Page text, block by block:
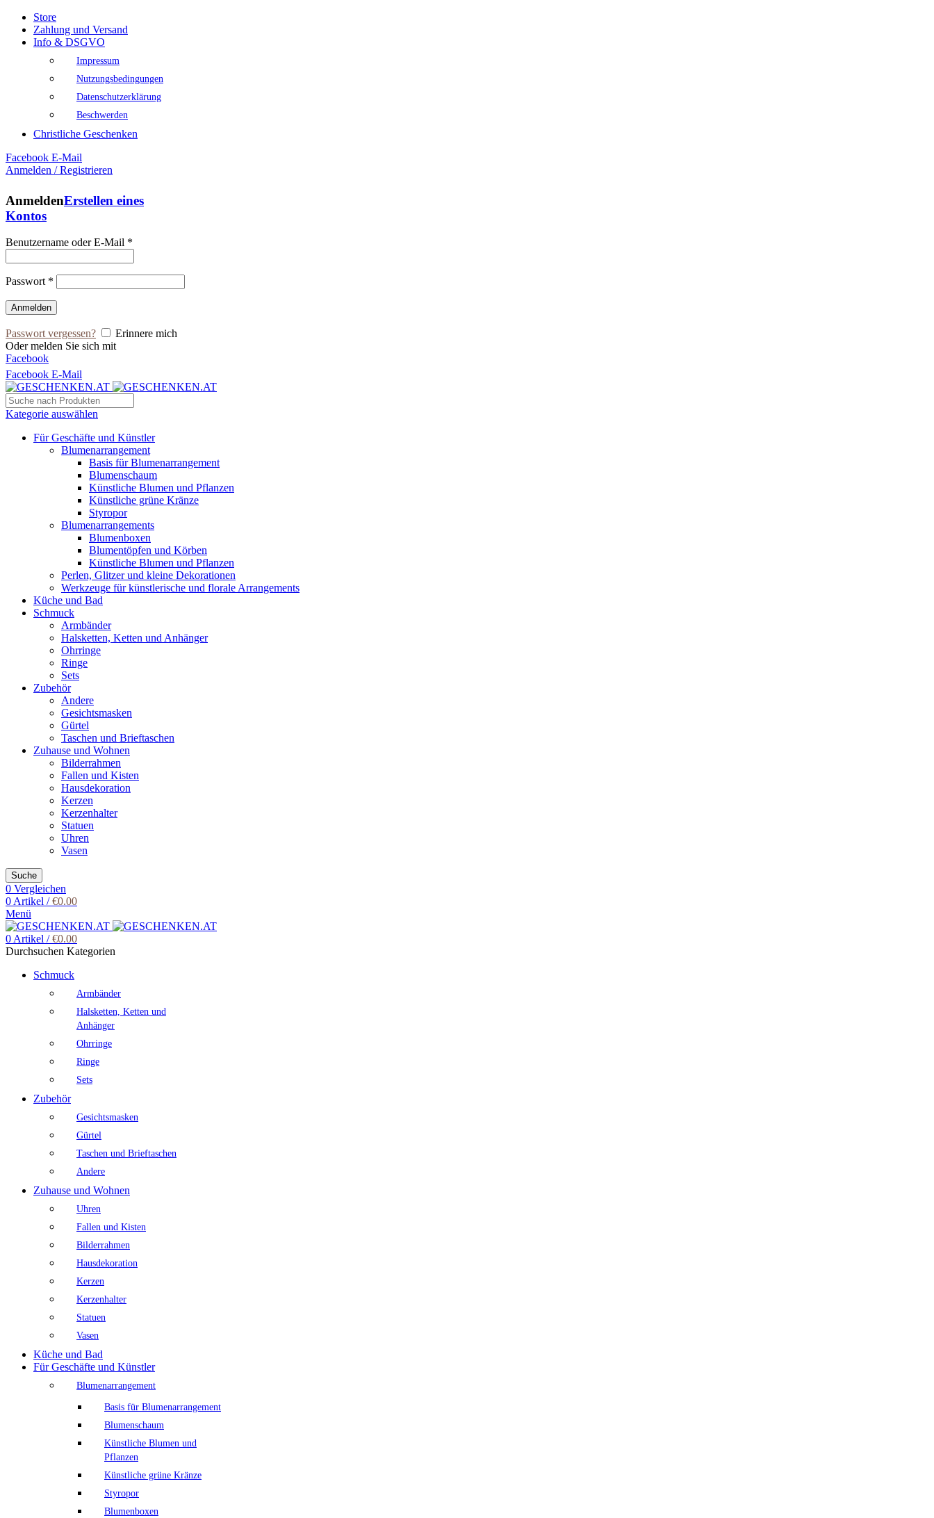
Store
Zahlung und Versand
Info & DSGVO
Impressum
Nutzungsbedingungen
Datenschutzerklärung
Beschwerden
Christliche Geschenken
Facebook E-Mail
Anmelden / Registrieren
AnmeldenErstellen eines
Kontos
Benutzername oder E-Mail *
Passwort *
Anmelden
Passwort vergessen?
Erinnere mich
Oder melden Sie sich mit
Facebook
Facebook E-Mail
Kategorie auswählen
Für Geschäfte und Künstler
Blumenarrangement
Basis für Blumenarrangement
Blumenschaum
Künstliche Blumen und Pflanzen
Künstliche grüne Kränze
Styropor
Blumenarrangements
Blumenboxen
Blumentöpfen und Körben
Künstliche Blumen und Pflanzen
Perlen, Glitzer und kleine Dekorationen
Werkzeuge für künstlerische und florale Arrangements
Küche und Bad
Schmuck
Armbänder
Halsketten, Ketten und Anhänger
Ohrringe
Ringe
Sets
Zubehör
Andere
Gesichtsmasken
Gürtel
Taschen und Brieftaschen
Zuhause und Wohnen
Bilderrahmen
Fallen und Kisten
Hausdekoration
Kerzen
Kerzenhalter
Statuen
Uhren
Vasen
Suche
0 Vergleichen
0Artikel / €0.00
Menü
0Artikel / €0.00
Durchsuchen Kategorien
Schmuck
Armbänder
Halsketten, Ketten und
Anhänger
Ohrringe
Ringe
Sets
Zubehör
Gesichtsmasken
Gürtel
Taschen und Brieftaschen
Andere
Zuhause und Wohnen
Uhren
Fallen und Kisten
Bilderrahmen
Hausdekoration
Kerzen
Kerzenhalter
Statuen
Vasen
Küche und Bad
Für Geschäfte und Künstler
Blumenarrangement
Basis für Blumenarrangement
Blumenschaum
Künstliche Blumen und
Pflanzen
Künstliche grüne Kränze
Styropor
Blumenboxen